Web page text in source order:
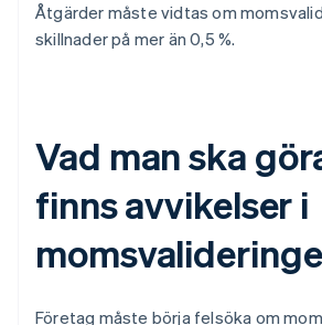
Åtgärder måste vidtas om
skillnader på mer än 0,5 %.
Vad man ska
finns avvikelser i
Företag måste börja felsöka om